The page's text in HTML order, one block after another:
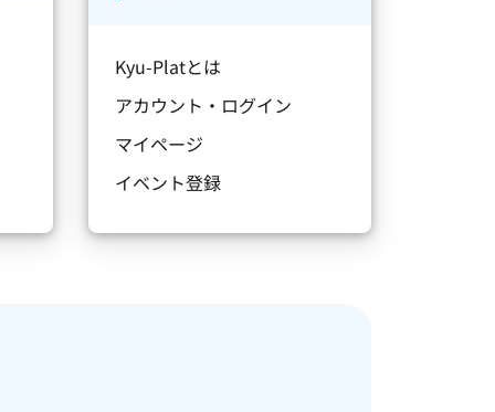
Kyu-Platとは
アカウント・ログイン
マイページ
イベント登録